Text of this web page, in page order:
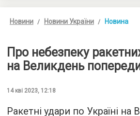
Новини Новини України Новина
Про небезпеку
на Великдень
14 кві 2023, 12:18
Ракетні удари по Україні на